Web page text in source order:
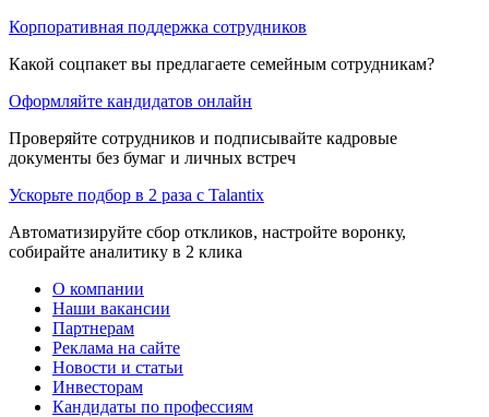
Корпоративная поддержка сотрудников
Какой соцпакет вы предлагаете семейным сотрудникам?
Оформляйте кандидатов онлайн
Проверяйте сотрудников и подписывайте кадровые
документы без бумаг и личных встреч
Ускорьте подбор в 2 раза с Talantix
Автоматизируйте сбор откликов, настройте воронку,
собирайте аналитику в 2 клика
О компании
Наши вакансии
Партнерам
Реклама на сайте
Новости и статьи
Инвесторам
Кандидаты по профессиям